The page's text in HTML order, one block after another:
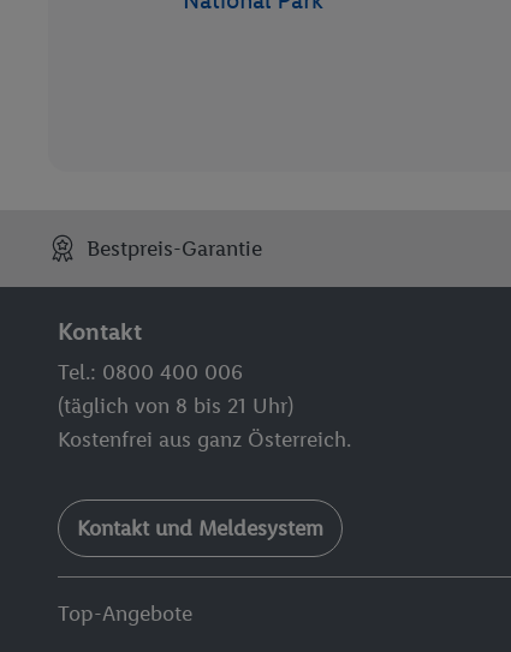
Bestpreis-Garantie
Kontakt
Tel.: 0800 400 006
(täglich von 8 bis 21 Uhr)
Kostenfrei aus ganz Österreich.
Kontakt und Meldesystem
Top-Angebote